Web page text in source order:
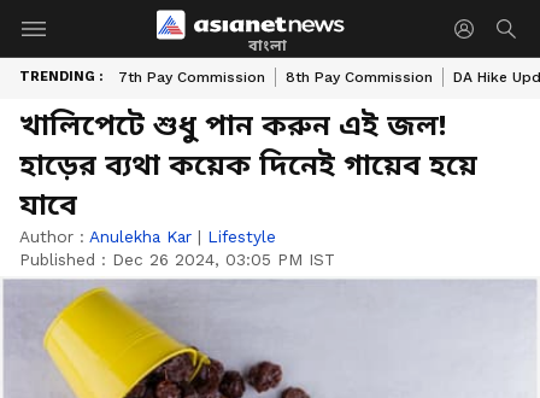
বাংলা
TRENDING : 7th Pay Commission 8th Pay Commission DA Hike
খালিপেটে শুধু পান করুন এই জল!
হাড়ের ব্যথা কয়েক দিনেই গায়েব হয়ে
যাবে
Author : Anulekha Kar | Lifestyle
Published : Dec 26 2024, 03:05 PM IST